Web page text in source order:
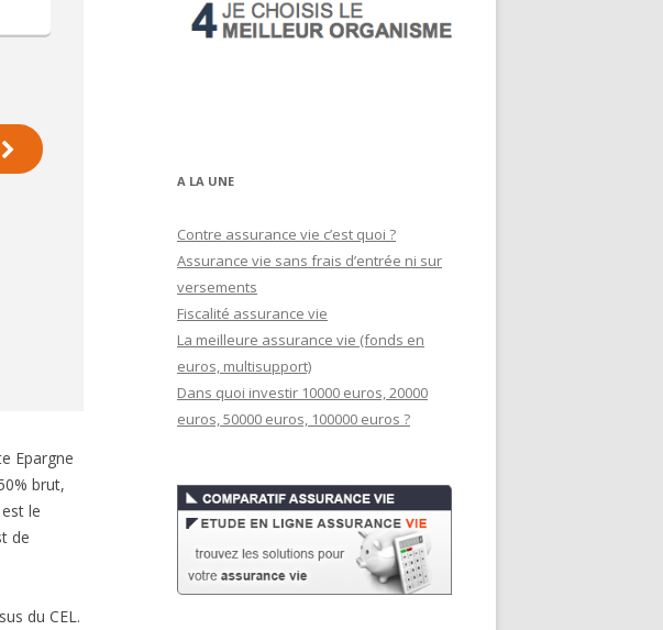
Epargne
brut,
le
de
du CEL.
A LA UNE
Contre assurance vie c’est quoi ?
Assurance vie sans frais d’entrée ni sur
versements
Fiscalité assurance vie
La meilleure assurance vie (fonds en
euros, multisupport)
Dans quoi investir 10000 euros, 20000
euros, 50000 euros, 100000 euros ?